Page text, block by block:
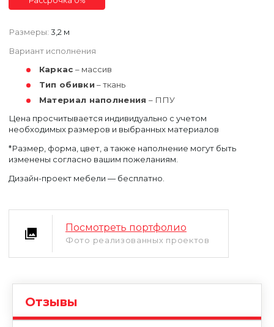
Размеры: 3,2 м
Вариант исполнения
Каркас – массив
Тип обивки – ткань
Материал наполнения – ППУ
Цена просчитывается индивидуально с учетом
необходимых размеров и выбранных материалов
*Размер, форма, цвет, а также наполнение могут быть
изменены согласно вашим пожеланиям.
Дизайн-проект мебели — бесплатно.
Посмотреть портфолио
Фото реализованных проектов
Отзывы
Москва